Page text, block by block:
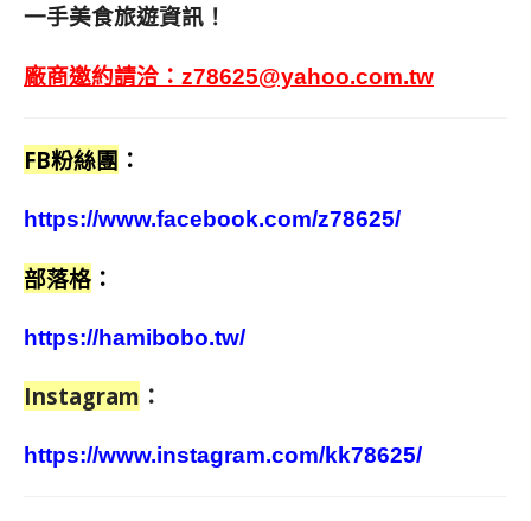
一手美食旅遊資訊！
廠商邀約請洽： z78625@yahoo.com.tw
FB粉絲團 ：
https://www.facebook.com/z78625/
部落格 ：
https://hamibobo.tw/
Instagram ：
https://www.instagram.com/kk78625/